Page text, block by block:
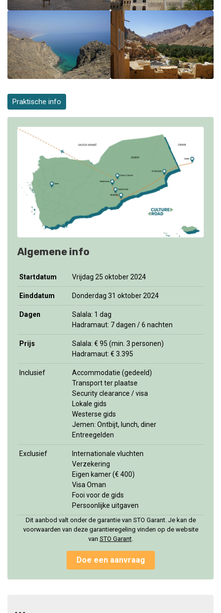
Praktische info
Algemene info
Startdatum Vrijdag 25 oktober 2024
Einddatum Donderdag 31 oktober 2024
Dagen
Salala: 1 dag
Hadramaut: 7 dagen / 6 nachten
Prijs
Salala: € 95 (min. 3 personen)
Hadramaut: € 3.395
Inclusief
Accommodatie (gedeeld)
Transport ter plaatse
Security clearance / visa
Lokale gids
Westerse gids
Jemen: Ontbijt, lunch, diner
Entreegelden
Exclusief
Internationale vluchten
Verzekering
Eigen kamer (€ 400)
Visa Oman
Fooi voor de gids
Persoonlijke uitgaven
Dit aanbod valt onder de garantie van STO Garant. Je kan de
voorwaarden van deze garantieregeling vinden op de website
van STO Garant.
Doe een aanvraag